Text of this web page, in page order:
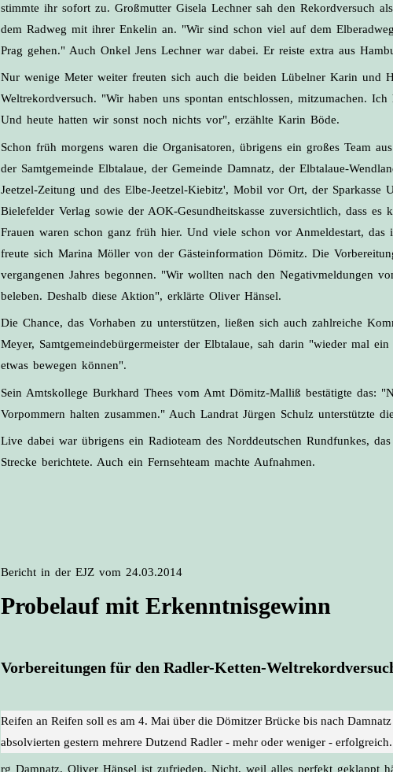
stimmte ihr sofort zu. Großmutter Gisela Lechner sah den Rekordversuch
dem Radweg mit ihrer Enkelin an. "Wir sind schon viel auf dem
Prag gehen." Auch Onkel Jens Lechner war dabei. Er reiste extra aus
Nur wenige Meter weiter freuten sich auch die beiden Lübelner Karin und
Weltrekordversuch. "Wir haben uns spontan entschlossen, mitzumachen.
Und heute hatten wir sonst noch nichts vor", erzählte Karin Böde.
Schon früh morgens waren die Organisatoren, übrigens ein großes Team
der Samtgemeinde Elbtalaue, der Gemeinde Damnatz, der Elbtalaue-
Jeetzel-Zeitung und des Elbe-Jeetzel-Kiebitz', Mobil vor Ort, der Sparkasse
Bielefelder Verlag sowie der AOK-Gesundheitskasse zuversichtlich, dass es
Frauen waren schon ganz früh hier. Und viele schon vor Anmeldestart, das
freute sich Marina Möller von der Gästeinformation Dömitz. Die
vergangenen Jahres begonnen. "Wir wollten nach den Negativmeldungen
beleben. Deshalb diese Aktion", erklärte Oliver Hänsel.
Die Chance, das Vorhaben zu unterstützen, ließen sich auch zahlreiche
Meyer, Samtgemeindebürgermeister der Elbtalaue, sah darin "wieder mal
etwas bewegen können".
Sein Amtskollege Burkhard Thees vom Amt Dömitz-Malliß bestätigte das:
Vorpommern halten zusammen." Auch Landrat Jürgen Schulz unterstützte
Live dabei war übrigens ein Radioteam des Norddeutschen Rundfunkes,
Strecke berichtete. Auch ein Fernsehteam machte Aufnahmen.
Bericht in der EJZ vom 24.03.2014
Probelauf mit Erkenntnisgewinn
Vorbereitungen für den Radler-Ketten-
Reifen an Reifen soll es am 4. Mai über die Dömitzer Brücke bis nach
absolvierten gestern mehrere Dutzend Radler - mehr oder weniger - erfolgreich.
rg Damnatz. Oliver Hänsel ist zufrieden. Nicht, weil alles perfekt geklappt